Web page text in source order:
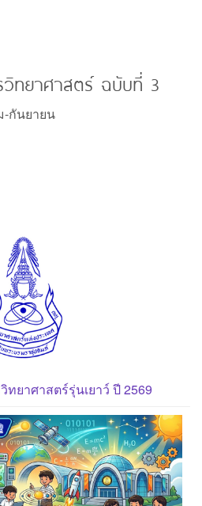
วิทยาศาสตร์ ฉบับที่ 3
กันยายน
ยาศาสตร์รุ่นเยาว์ ปี 2569